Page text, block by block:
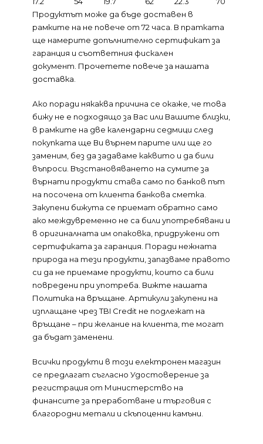
Продуктът може да бъде доставен в
рамките на не повече от 72 часа. В пратката
ще намерите допълнително сертификат за
гаранция и съответния фискален
документ. Прочетете повече за нашата
доставка.
Ако поради някаква причина се окаже, че това
бижу не е подходящо за Вас или Вашите близки,
в рамките на две календарни седмици след
покупката ще Ви върнем парите или ще го
заменим, без да задаваме каквито и да били
въпроси. Възстановяването на сумите за
върнати продукти става само по банков път
на посочена от клиента банкова сметка.
Закупени бижута се приемат обратно само
ако междувременно не са били употребявани и
в оригиналната им опаковка, придружени от
сертификата за гаранция. Поради нежната
природа на тези продукти, запазваме правото
си да не приемаме продукти, които са били
повредени при употреба. Вижте нашата
Политика на връщане . Артикули закупени на
изплащане чрез TBI Credit не подлежат на
връщане – при желание на клиента, те могат
да бъдат заменени.
Всички продукти в този електронен магазин
се предлагат съгласно Удостоверение за
регистрация от Министерство на
финансите за преработване и търговия с
благородни метали и скъпоценни камъни.